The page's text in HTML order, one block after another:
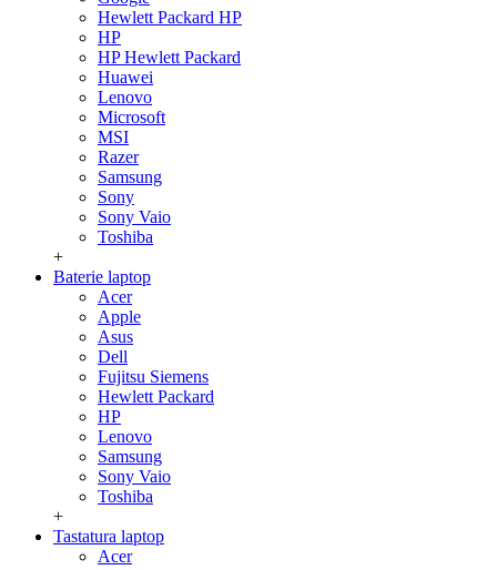
Hewlett Packard HP
HP
HP Hewlett Packard
Huawei
Lenovo
Microsoft
MSI
Razer
Samsung
Sony
Sony Vaio
Toshiba
+
Baterie laptop
Acer
Apple
Asus
Dell
Fujitsu Siemens
Hewlett Packard
HP
Lenovo
Samsung
Sony Vaio
Toshiba
+
Tastatura laptop
Acer